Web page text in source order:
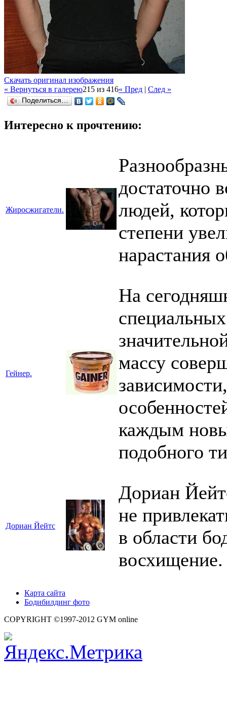
Скачать оригинал изображения
« Вернуться в галерею215 из 416« Пред | След »
Поделиться…
Интересно к прочтению:
Жиросжигатели.
достаточно
людей,
степени
нарастания
Гейнер.
На
массу
каждым
подобного
Дориан Йейтс
Дориан
не
в области
восхищение.
Карта сайта
Бодибилдинг фото
COPYRIGHT ©1997-2012 GYM online